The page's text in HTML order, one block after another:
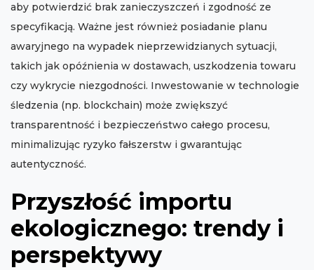
aby potwierdzić brak zanieczyszczeń i zgodność ze
specyfikacją. Ważne jest również posiadanie planu
awaryjnego na wypadek nieprzewidzianych sytuacji,
takich jak opóźnienia w dostawach, uszkodzenia towaru
czy wykrycie niezgodności. Inwestowanie w technologie
śledzenia (np. blockchain) może zwiększyć
transparentność i bezpieczeństwo całego procesu,
minimalizując ryzyko fałszerstw i gwarantując
autentyczność.
Przyszłość importu
ekologicznego: trendy i
perspektywy